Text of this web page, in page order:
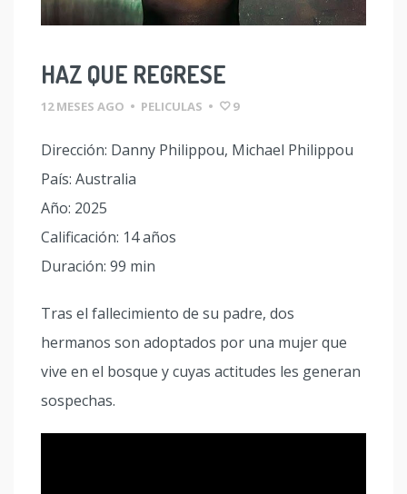
HAZ QUE REGRESE
12 MESES AGO • PELICULAS • 9
Dirección: Danny Philippou, Michael Philippou
País: Australia
Año: 2025
Calificación: 14 años
Duración: 99 min
Tras el fallecimiento de su padre, dos
hermanos son adoptados por una mujer que
vive en el bosque y cuyas actitudes les generan
sospechas.